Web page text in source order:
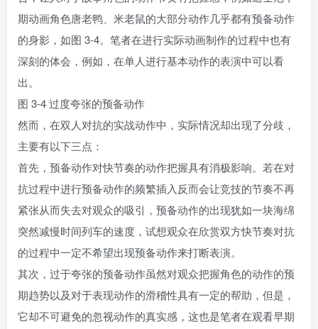
期动画角色唐老鸭、米老鼠的大部分动作几乎都有预备动作
的身影，如图 3-4。笔者在进行实际动画制作的过程中也有
深刻的体会，例如，在单人进行基本动作的表演中可以看
出。
图 3-4 过度夸张的预备动作
然而，在双人对抗的实战动作中，实际情况却出现了分歧，
主要有以下三点：
首先，预备动作对快节奏的动作把握具有消极影响。若在对
抗过程中进行预备动作的频繁插入反而会让竞技的节奏不再
紧张从而失去对观众的吸引，预备动作的出现犹如一块海绵
突然减慢时间列车的速度，试想观众在欣赏双方快节奏对抗
的过程中一定不希望出现预备动作来打断表演。
其次，过于夸张的预备动作虽然对观众把握角色的动作的预
期趋势以及对于表现动作的滑稽性具有一定的帮助，但是，
它却不可避免的忽视动作的真实感，这也是笔者在观看早期